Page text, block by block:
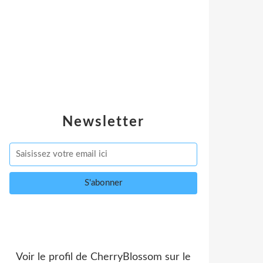
Newsletter
Voir le profil de CherryBlossom sur le